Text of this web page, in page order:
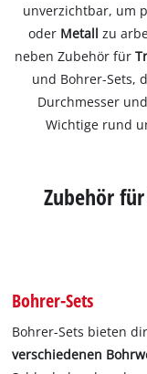
unverzichtbar, um
oder Metall zu
neben Zubehör für
und Bohrer-Sets,
Durchmesser
Wichtige rund
Zubehör
Bohrer-Sets
Bohrer-Sets bieten
verschiedenen